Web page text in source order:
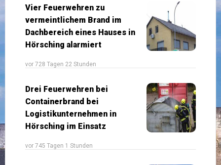
Vier Feuerwehren zu
vermeintlichem Brand im
Dachbereich eines Hauses in
Hörsching alarmiert
vor 728 Tagen 22 Stunden
Drei Feuerwehren bei
Containerbrand bei
Logistikunternehmen in
Hörsching im Einsatz
vor 745 Tagen 1 Stunden